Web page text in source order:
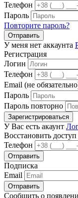
Телефон
Пароль
Повторите пароль?
Отправить
У меня нет аккаунта
Регистрация
Логин
Телефон
Email (не
Пароль
Пароль повторно
Зарегистрироваться
У Вас есть акаунт
Восстановить доступ
Телефон
Отправить
Подписка
Email
Отправить
Сообщить о